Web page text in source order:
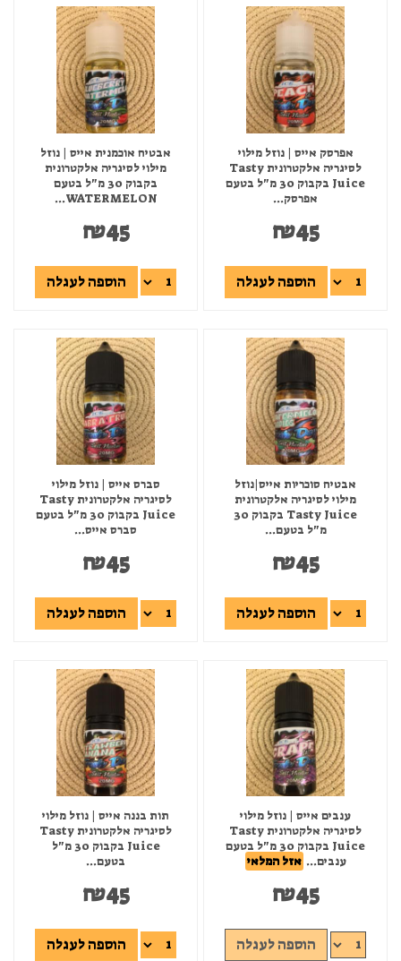
אפרסק אייס | נוזל מילוי
לסיגריה אלקטרונית Tasty
Juice בקבוק 30 מ"ל בטעם
אפרסק...
₪45
הוספה לעגלה
אבטיח אוכמנית אייס | נוזל
מילוי לסיגריה אלקטרונית
בקבוק 30 מ"ל בטעם
WATERMELON...
₪45
הוספה לעגלה
אבטיח סוכריות אייס|נוזל
מילוי לסיגריה אלקטרונית
Tasty Juice בקבוק 30
מ"ל בטעם...
₪45
הוספה לעגלה
סברס אייס | נוזל מילוי
לסיגריה אלקטרונית Tasty
Juice בקבוק 30 מ"ל בטעם
סברס אייס...
₪45
הוספה לעגלה
ענבים אייס | נוזל מילוי
לסיגריה אלקטרונית Tasty
Juice בקבוק 30 מ"ל בטעם
ענבים... אזל המלאי
₪45
הוספה לעגלה
תות בננה אייס | נוזל מילוי
לסיגריה אלקטרונית Tasty
Juice בקבוק 30 מ"ל
בטעם...
₪45
הוספה לעגלה